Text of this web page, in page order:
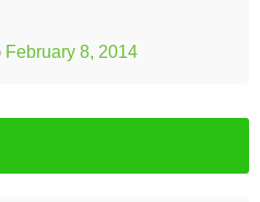
February 8, 2014